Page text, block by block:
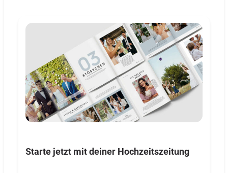
Starte jetzt mit deiner Hochzeitszeitung